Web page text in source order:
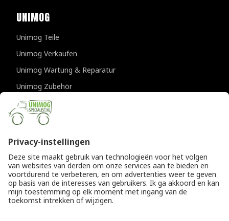
UNIMOG
Unimog Teile
Unimog Verkaufen
Unimog Wartung & Reparatur
Unimog Zubehör
Unimog APK-prufungen
KONTAKTDATEN
Provincialeweg 94-98
Die Niederlande
T+31 (0)418 632073
Einfo@unimogspecialist.nl